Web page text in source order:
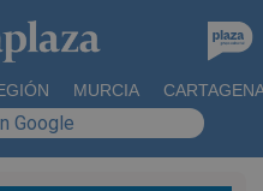
MURCIA
Google